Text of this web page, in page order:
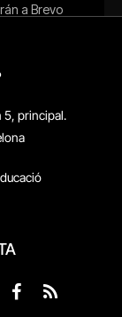
5, principal.
Facebook
RSS